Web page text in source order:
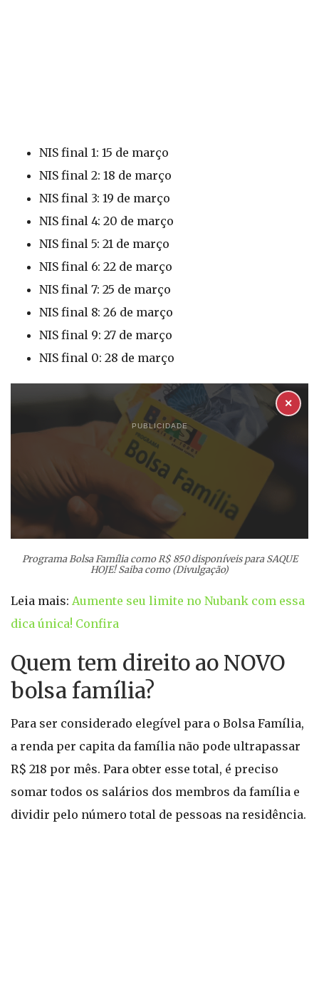
NIS final 1: 15 de março
NIS final 2: 18 de março
NIS final 3: 19 de março
NIS final 4: 20 de março
NIS final 5: 21 de março
NIS final 6: 22 de março
NIS final 7: 25 de março
NIS final 8: 26 de março
NIS final 9: 27 de março
NIS final 0: 28 de março
PUBLICIDADE
✕
Programa Bolsa Família como R$ 850 disponíveis para SAQUE
HOJE! Saiba como (Divulgação)
Leia mais: Aumente seu limite no Nubank com essa
dica única! Confira
Quem tem direito ao NOVO
bolsa família?
Para ser considerado elegível para o Bolsa Família,
a renda per capita da família não pode ultrapassar
R$ 218 por mês. Para obter esse total, é preciso
somar todos os salários dos membros da família e
dividir pelo número total de pessoas na residência.